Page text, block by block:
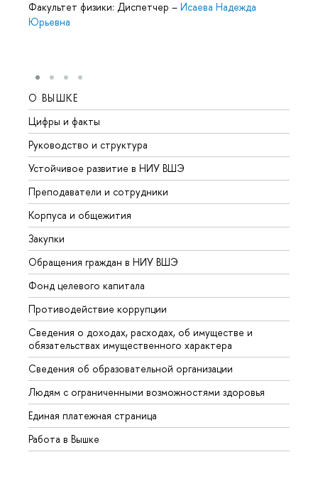
Факультет физики: Диспетчер – Исаева Надежда
Юрьевна
О ВЫШКЕ
Цифры и факты
Руководство и структура
Устойчивое развитие в НИУ ВШЭ
Преподаватели и сотрудники
Корпуса и общежития
Закупки
Обращения граждан в НИУ ВШЭ
Фонд целевого капитала
Противодействие коррупции
Сведения о доходах, расходах, об имуществе и
обязательствах имущественного характера
Сведения об образовательной организации
Людям с ограниченными возможностями здоровья
Единая платежная страница
Работа в Вышке